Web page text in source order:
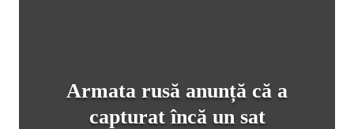
Armata rusă anunță că a
capturat încă un sat